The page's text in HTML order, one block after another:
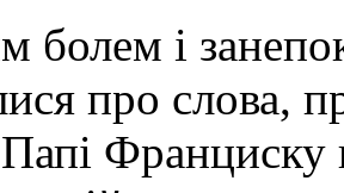
болем і
про слова,
Папі